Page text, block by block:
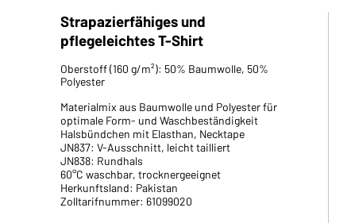
Strapazierfähiges und
pflegeleichtes T-Shirt
Oberstoff (160 g/m²): 50% Baumwolle, 50%
Polyester
Materialmix aus Baumwolle und Polyester für
optimale Form- und Waschbeständigkeit
Halsbündchen mit Elasthan, Necktape
JN837: V-Ausschnitt, leicht tailliert
JN838: Rundhals
60°C waschbar, trocknergeeignet
Herkunftsland: Pakistan
Zolltarifnummer: 61099020